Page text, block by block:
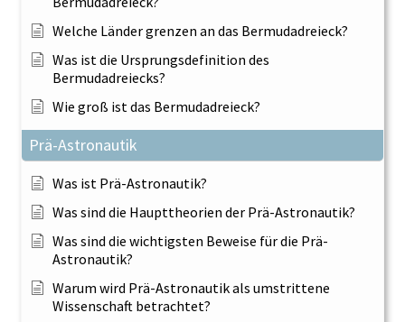
Welche Länder grenzen an das Bermudadreieck?
Was ist die Ursprungsdefinition des
Bermudadreiecks?
Wie groß ist das Bermudadreieck?
Prä-Astronautik
Was ist Prä-Astronautik?
Was sind die Haupttheorien der Prä-Astronautik?
Was sind die wichtigsten Beweise für die Prä-
Astronautik?
Warum wird Prä-Astronautik als umstrittene
Wissenschaft betrachtet?